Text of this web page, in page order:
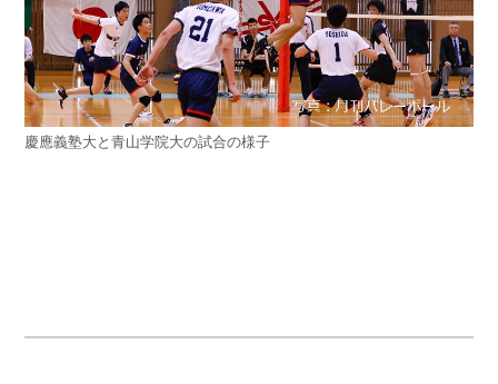
慶應義塾大と青山学院大の試合の様子